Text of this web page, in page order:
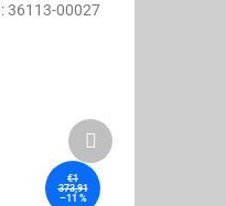
€1
373,91
–11 %
36113-00027
Ďalší
produkt